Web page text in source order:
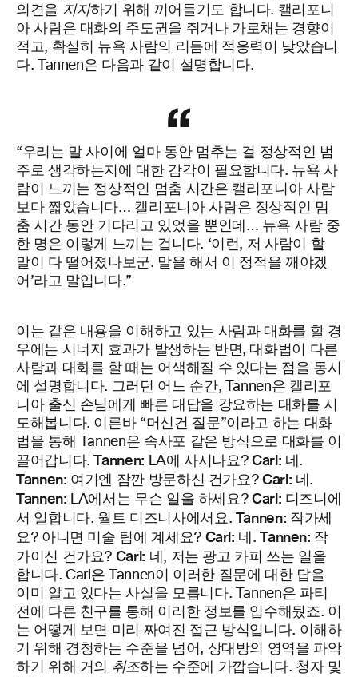
의견을 지지하기 위해 끼어들기도 합니다. 캘리포니
아 사람은 대화의 주도권을 쥐거나 가로채는 경향이
적고, 확실히 뉴욕 사람의 리듬에 적응력이 낮았습니
다. Tannen은 다음과 같이 설명합니다.
“우리는 말 사이에 얼마 동안 멈추는 걸 정상적인 범
주로 생각하는지에 대한 감각이 필요합니다. 뉴욕 사
람이 느끼는 정상적인 멈춤 시간은 캘리포니아 사람
보다 짧았습니다… 캘리포니아 사람은 정상적인 멈
춤 시간 동안 기다리고 있었을 뿐인데… 뉴욕 사람 중
한 명은 이렇게 느끼는 겁니다. ‘이런, 저 사람이 할
말이 다 떨어졌나보군. 말을 해서 이 정적을 깨야겠
어’라고 말입니다.”
이는 같은 내용을 이해하고 있는 사람과 대화를 할 경
우에는 시너지 효과가 발생하는 반면, 대화법이 다른
사람과 대화를 할 때는 어색해질 수 있다는 점을 동시
에 설명합니다. 그러던 어느 순간, Tannen은 캘리포
니아 출신 손님에게 빠른 대답을 강요하는 대화를 시
도해봅니다. 이른바 “머신건 질문”이라고 하는 대화
법을 통해 Tannen은 속사포 같은 방식으로 대화를 이
끌어갑니다.Tannen: LA에 사시나요?Carl: 네.
Tannen: 여기엔 잠깐 방문하신 건가요?Carl: 네.
Tannen: LA에서는 무슨 일을 하세요?Carl: 디즈니에
서 일합니다. 월트 디즈니사에서요. Tannen: 작가세
요? 아니면 미술 팀에 계세요? Carl: 네.Tannen: 작
가이신 건가요? Carl: 네, 저는 광고 카피 쓰는 일을
합니다. Carl은 Tannen이 이러한 질문에 대한 답을
이미 알고 있다는 사실을 모릅니다. Tannen은 파티
전에 다른 친구를 통해 이러한 정보를 입수해뒀죠. 이
는 어떻게 보면 미리 짜여진 접근 방식입니다. 이해하
기 위해 경청하는 수준을 넘어, 상대방의 영역을 파악
하기 위해 거의
취조하는 수준에 가깝습니다. 청자 및